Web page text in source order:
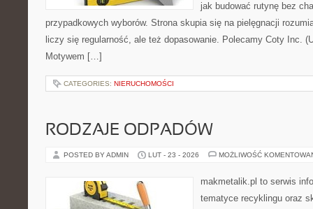
jak budować rutynę bez
przypadkowych wyborów. Strona skupia się na pielęgnacji
liczy się regularność, ale też dopasowanie. Polecamy Coty Inc.
Motywem […]
CATEGORIES: NIERUCHOMOŚCI
RODZAJE ODPADÓW
POSTED BY ADMIN LUT - 23 - 2026 MOŻLIWOŚĆ
makmetalik.pl to serwis
tematyce recyklingu oraz